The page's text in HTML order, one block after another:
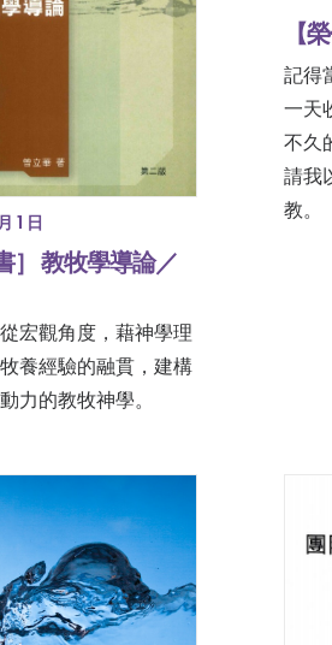
1 日
］ 教牧學導論／
宏觀角度，藉神學理
養經驗的融貫，建構
力的教牧神學。
【
記得
一天
不久
請我
教。